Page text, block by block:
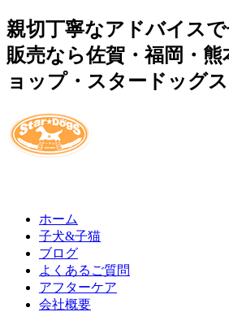
親切丁寧なアドバイス
販売なら佐賀・福岡・
ョップ・スタードッグス
ホーム
子犬&子猫
ブログ
よくあるご質問
アフターケア
会社概要